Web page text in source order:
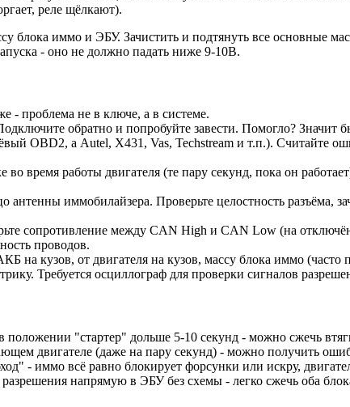
реле щёлкают).
блока иммо и ЭБУ. Зачистить и подтянуть все основные
- оно не должно падать ниже 9-10В.
- проблема не в ключе, а в системе.
обратно и попробуйте завести. Помогло? Значит
OBD2, а Autel, X431, Vas, Techstream и т.п.). Считайте
время работы двигателя (те пару секунд, пока он
антенны иммобилайзера. Проверьте целостность разъёма,
сопротивление между CAN High и CAN Low (на
проводов.
на кузов, от двигателя на кузов, массу блока иммо (часто
Требуется осциллограф для проверки сигналов
"стартер" дольше 5-10 секунд - можно сжечь
двигателе (даже на пару секунд) - можно получить
- иммо всё равно блокирует форсунки или искру,
напрямую в ЭБУ без схемы - легко сжечь оба